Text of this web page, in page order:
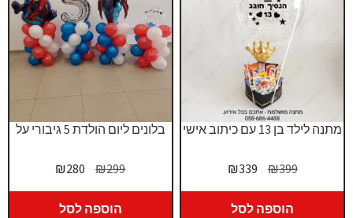
בלונים ליום הולדת 5 גיבורי על
₪299
המחיר
המקורי
היה:
₪280
המחיר
הנוכחי
הוספה לסל
מתנה לילד בן 13 עם כיתוב אישי
₪399
המחיר
המקורי
היה:
₪339
הנוכחי
הוספה לסל